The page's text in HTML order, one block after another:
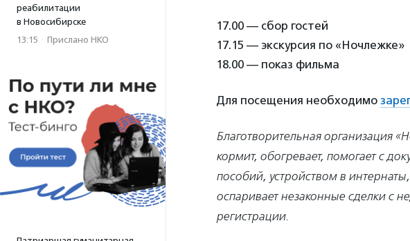
реабилитации
в Новосибирске
13:15 · Прислано НКО
17.00 — сбор гостей
17.15 — экскурсия по «Ночлежке»
18.00 — показ фильма
Для посещения необходимо
Благотворительная организация
кормит, обогревает, помогает с
пособий, устройством в
оспаривает незаконные сделки с
регистрации.